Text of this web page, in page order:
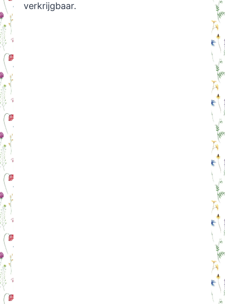
verkrijgbaar.